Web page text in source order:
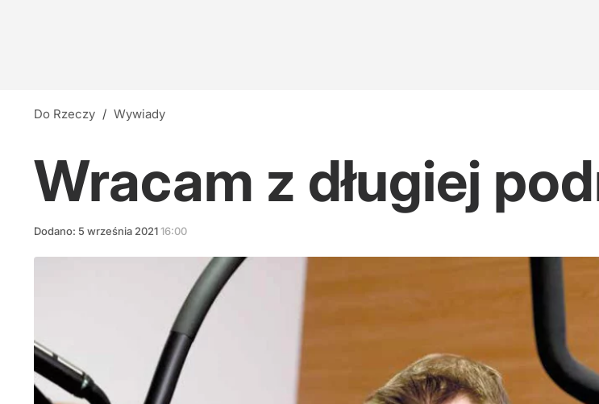
Bednarska 2/4
dodaj
Mentzen ostro o propozycji Morawieckiego. "Koniec z zadłużaniem nas na
23
Do Rzeczy / Wywiady
Wracam z długiej
Dodano: 5 września 202116:00